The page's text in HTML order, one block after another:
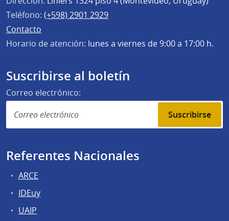
Teléfono: (+598) 2901 2929
Contacto
Horario de atención: lunes a viernes de 9:00 a 17:00 h.
Suscribirse al boletín
Correo electrónico:
Suscribirse
Referentes Nacionales
ARCE
IDEuy
UAIP